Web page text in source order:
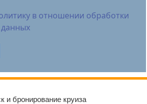
в отношении обработки
и бронирование круиза